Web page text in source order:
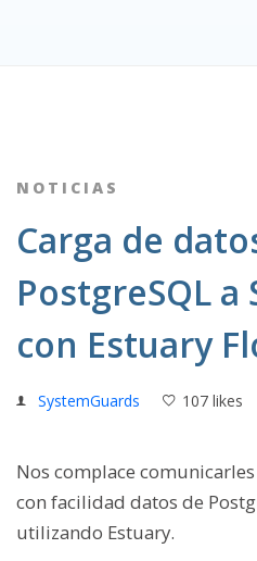
NOTICIAS
Carga de
PostgreSQL
con Estuary
SystemGuards 107 likes
Nos complace
con facilidad datos de
utilizando Estuary.